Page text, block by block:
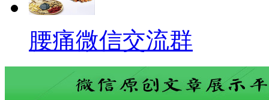
腰痛微信交流群